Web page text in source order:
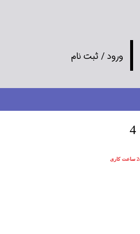
ورود/ ثبت نام